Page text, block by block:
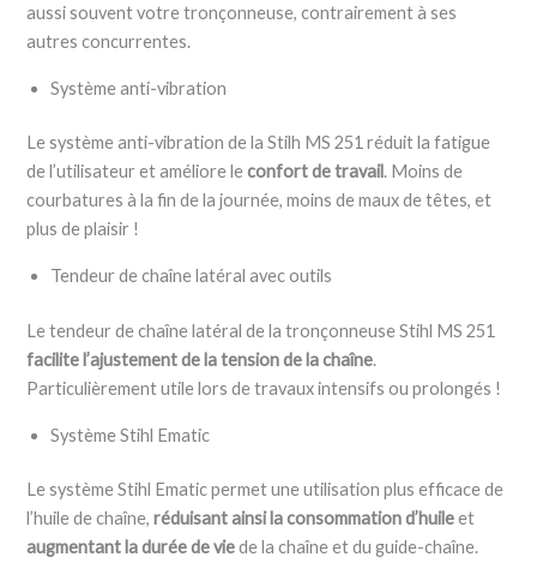
aussi souvent votre tronçonneuse, contrairement à ses
autres concurrentes.
Système anti-vibration
Le système anti-vibration de la Stilh MS 251 réduit la fatigue
de l’utilisateur et améliore leconfort de travail. Moins de
courbatures à la fin de la journée, moins de maux de têtes, et
plus de plaisir !
Tendeur de chaîne latéral avec outils
Le tendeur de chaîne latéral de la tronçonneuse Stihl MS 251
facilite l’ajustement de la tension de la chaîne.
Particulièrement utile lors de travaux intensifs ou prolongés !
Système Stihl Ematic
Le système Stihl Ematic permet une utilisation plus efficace de
l’huile de chaîne, réduisant ainsi la consommation d’huileet
augmentant la durée de viede la chaîne et du guide-chaîne.